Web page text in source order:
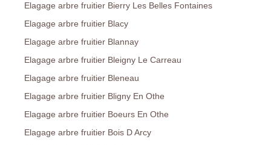
Elagage arbre fruitier Bierry Les Belles Fontaines
Elagage arbre fruitier Blacy
Elagage arbre fruitier Blannay
Elagage arbre fruitier Bleigny Le Carreau
Elagage arbre fruitier Bleneau
Elagage arbre fruitier Bligny En Othe
Elagage arbre fruitier Boeurs En Othe
Elagage arbre fruitier Bois D Arcy